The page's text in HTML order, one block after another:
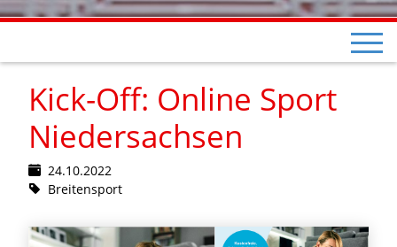
Kick-Off: Online Sport
Niedersachsen
24.10.2022
Breitensport